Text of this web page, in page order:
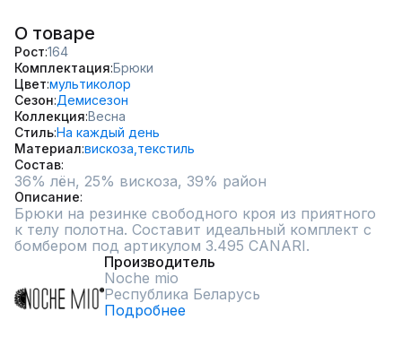
О товаре
Рост 164
Комплектация Брюки
Цвет мультиколор
Сезон Демисезон
Коллекция Весна
СтильНа каждый день
Материал вискоза, текстиль
Состав
36% лён, 25% вискоза, 39% район
Описание
Брюки на резинке свободного кроя из приятного
к телу полотна. Составит идеальный комплект с
бомбером под артикулом 3.495 CANARI.
Производитель
Noche mio
Республика Беларусь
Подробнее